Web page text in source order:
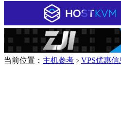
当前位置： 主机参考 > VPS优惠信